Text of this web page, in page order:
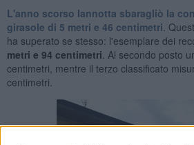
L'anno scorso Iannotta sbaragliò la
girasole di 5 metri e 46 centimetri .
ha superato se stesso: l'esemplare dei
metri e 94 centimetri . Al secondo posto
centimetri, mentre il terzo classificato
centimetri.